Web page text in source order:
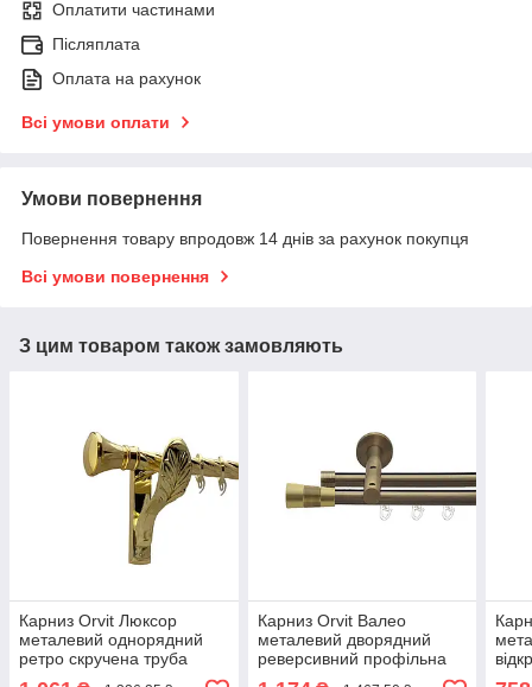
Оплатити частинами
Післяплата
Оплата на рахунок
Всі умови оплати
Умови повернення
Повернення товару впродовж 14 днів за рахунок покупця
Всі умови повернення
З цим товаром також замовляють
Карниз Orvit Люксор
металевий однорядний
ретро скручена труба
кільце фасонне металеве
Карниз Orvit Валео
металевий дворядний
реверсивний профільна
труба Антик 19\19 мм 160